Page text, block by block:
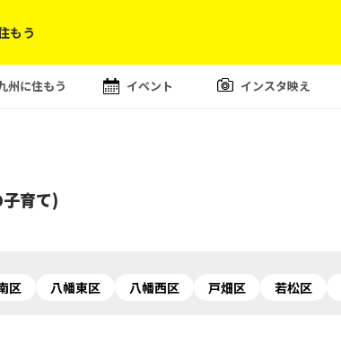
もう
州に住もう イベント インスタ映え
育て)
区 八幡東区 八幡西区 戸畑区 若松区